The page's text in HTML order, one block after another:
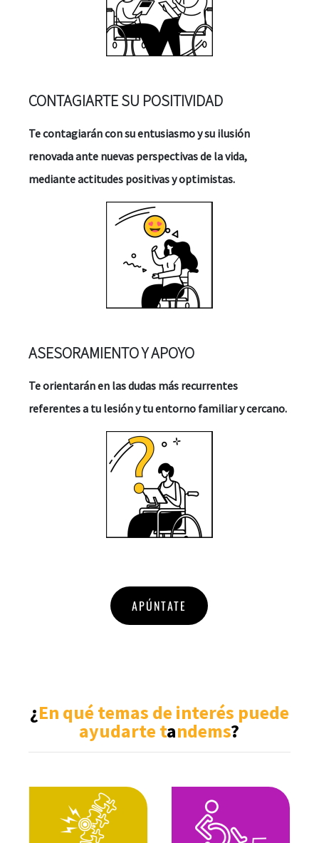
CONTAGIARTE SU POSITIVIDAD
Te contagiarán con su entusiasmo y su ilusión
renovada ante nuevas perspectivas de la vida,
mediante actitudes positivas y optimistas.
ASESORAMIENTO Y APOYO
Te orientarán en las dudas más recurrentes
referentes a tu lesión y tu entorno familiar y cercano.
APÚNTATE
¿En qué temas de interés puede
ayudarte tandems?